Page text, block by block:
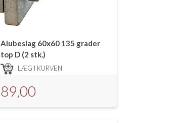
Alubeslag 60x60 135 grader
top D (2 stk.)
LÆG I KURVEN
89,00